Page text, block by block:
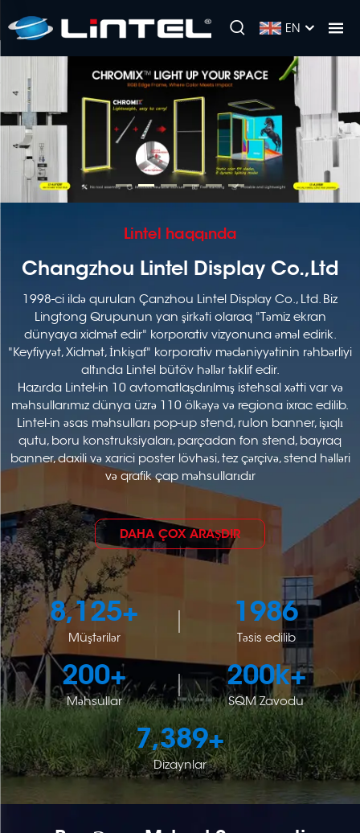
EN
Lintel haqqında
Changzhou Lintel Display Co.,Ltd
1998-ci ildə qurulan Çanzhou Lintel Display Co., Ltd. Biz
Lingtong Qrupunun yan şirkəti olaraq "Təmiz ekran
dünyaya xidmət edir" korporativ vizyonuna əməl edirik.
"Keyfiyyət, Xidmət, İnkişaf" korporativ mədəniyyətinin rəhbərliyi
altında Lintel bütöv həllər təklif edir.
Hazırda Lintel-in 10 avtomatlaşdırılmış istehsal xətti var və
məhsullarımız dünya üzrə 110 ölkəyə və regiona ixrac edilib.
Lintel-in əsas məhsulları pop-up stend, rulon banner, işıqlı
qutu, boru konstruksiyaları, parçadan fon stend, bayraq
banner, daxili və xarici poster lövhəsi, tez çərçivə, stend həlləri
və qrafik çap məhsullarıdır
DAHA ÇOX ARAŞDIR
8,125+
Müştərilər
1986
Təsis edilib
200+
Məhsullar
200k+
SQM Zavodu
7,389+
Dizaynlar